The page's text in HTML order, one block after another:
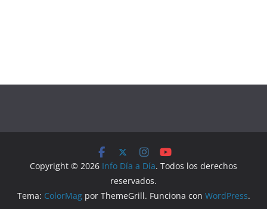
Copyright © 2026 Info Día a Día. Todos los derechos
reservados.
Tema: ColorMagpor ThemeGrill. Funciona con WordPress.